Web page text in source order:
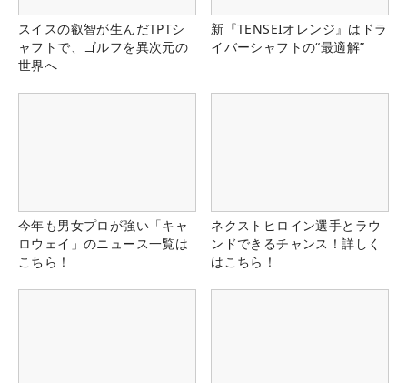
スイスの叡智が生んだTPTシ
ャフトで、ゴルフを異次元の
世界へ
新『TENSEIオレンジ』はドラ
イバーシャフトの“最適解”
今年も男女プロが強い「キャ
ロウェイ」のニュース一覧は
こちら！
ネクストヒロイン選手とラウ
ンドできるチャンス！詳しく
はこちら！